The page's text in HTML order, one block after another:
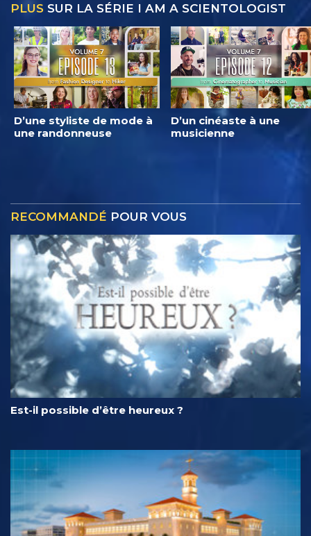
PLUS SUR LA SÉRIE I AM A SCIENTOLOGIST
D’une styliste de mode à
une randonneuse
D’un cinéaste à une
musicienne
RECOMMANDÉ POUR VOUS
Est-il possible d’être heureux ?